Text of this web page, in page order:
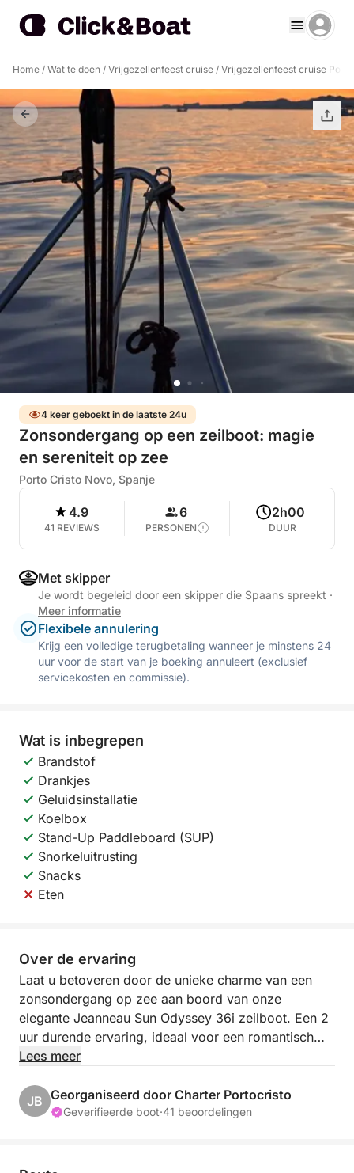
Home / Wat te doen / Vrijgezellenfeest cruise / Vrijgezellenfeest cruise
4 keer geboekt in de laatste 24u
Zonsondergang op een zeilboot: magie
en sereniteit op zee
Porto Cristo Novo, Spanje
4.9
41 REVIEWS
6
PERSONEN
2h00
DUUR
Met skipper
Je wordt begeleid door een skipper die Spaans spreekt ·
Meer informatie
Flexibele annulering
Krijg een volledige terugbetaling wanneer je minstens 24
uur voor de start van je boeking annuleert (exclusief
servicekosten en commissie).
Wat is inbegrepen
Brandstof
Drankjes
Geluidsinstallatie
Koelbox
Stand-Up Paddleboard (SUP)
Snorkeluitrusting
Snacks
Eten
Over de ervaring
Laat u betoveren door de unieke charme van een
zonsondergang op zee aan boord van onze
elegante Jeanneau Sun Odyssey 36i zeilboot. Een 2
uur durende ervaring, ideaal voor een romantisch
moment, een intieme viering of een rustige afsluiting
Bewonder de roze en oranje kleuren van de lucht, de
snorkelen, snacks aan boord... alles wat u nodig
Lees meer
JB Georganiseerd door Charter Portocristo
Geverifieerde boot·41 beoordelingen